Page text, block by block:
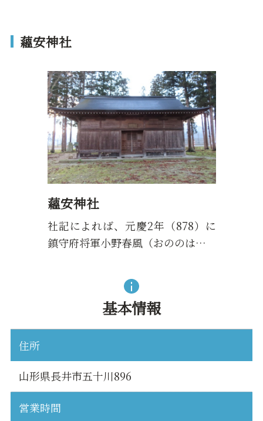
蘊安神社
蘊安神社
社記によれば、元慶2年（878）に
鎮守府将軍小野春風（おののは…
基本情報
住所
山形県長井市五十川896
営業時間